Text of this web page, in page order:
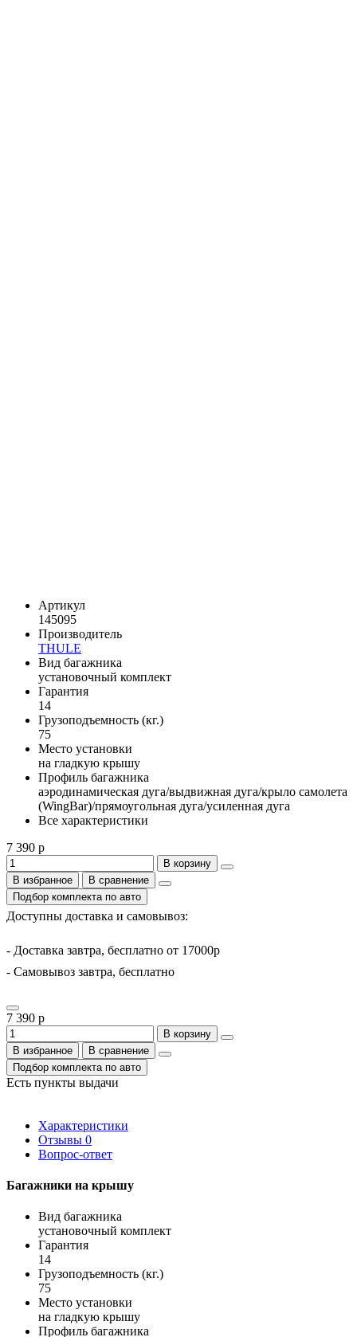
Артикул
145095
Производитель
THULE
Вид багажника
установочный комплект
Гарантия
14
Грузоподъемность (кг.)
75
Место установки
на гладкую крышу
Профиль багажника
аэродинамическая дуга/выдвижная дуга/крыло самолета
(WingBar)/прямоугольная дуга/усиленная дуга
Все характеристики
7 390 р
В корзину
В избранное
В сравнение
Подбор комплекта по авто
Доступны доставка и самовывоз:
- Доставка завтра, бесплатно от 17000р
- Самовывоз завтра, бесплатно
7 390 р
В корзину
В избранное
В сравнение
Подбор комплекта по авто
Есть пункты выдачи
Характеристики
Отзывы 0
Вопрос-ответ
Багажники на крышу
Вид багажника
установочный комплект
Гарантия
14
Грузоподъемность (кг.)
75
Место установки
на гладкую крышу
Профиль багажника